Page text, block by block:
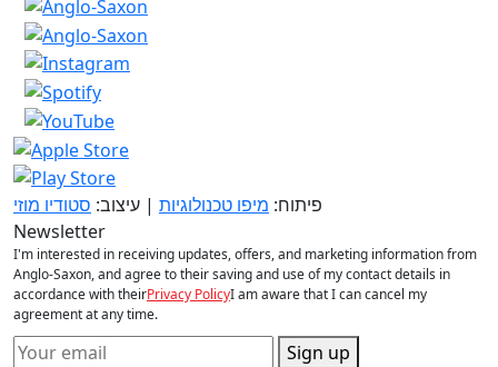
פיתוח: מיפו טכנולוגיות | עיצוב: סטודיו מוזי
Newsletter
I'm interested in receiving updates, offers, and marketing information from
Anglo-Saxon, and agree to their saving and use of my contact details in
accordance with theirPrivacy PolicyI am aware that I can cancel my
agreement at any time.
Sign up